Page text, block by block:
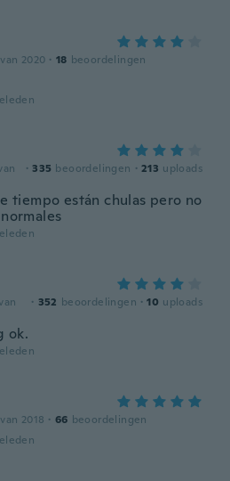
2020 · 18 beoordelingen
· 335 beoordelingen · 213 uploads
tiempo están chulas pero no
· 352 beoordelingen · 10 uploads
ok.
2018 · 66 beoordelingen